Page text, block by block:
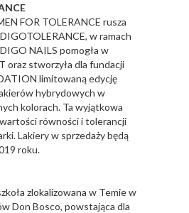
FOR TOLERANCE rusza
w ramach
NAILS pomogła w
oraz stworzyła dla fundacji
limitowaną edycję
hybrydowych w
kolorach. Ta wyjątkowa
równości i tolerancji
Lakiery w sprzedaży będą
roku.
zlokalizowana w Temie w
Don Bosco, powstająca dla